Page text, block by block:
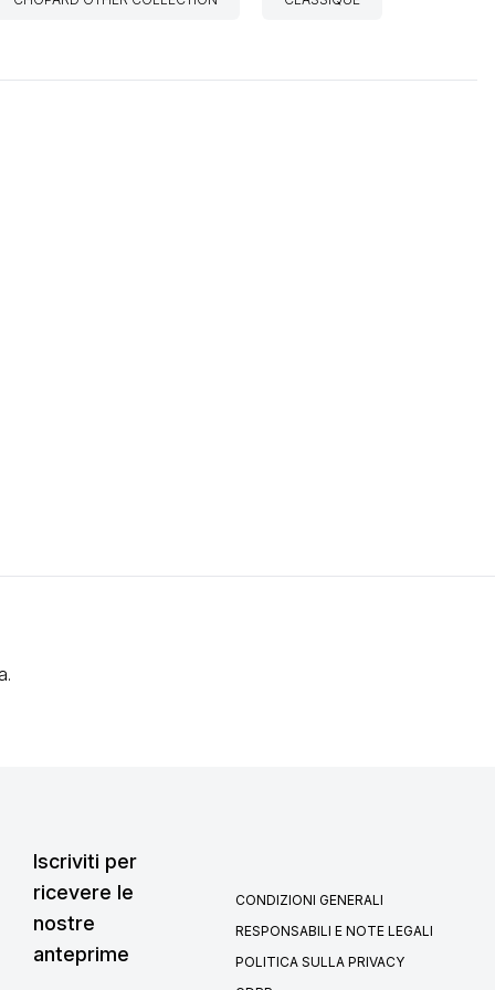
Iscriviti per
ricevere le
nostre
anteprime
CONDIZIONI GENERALI
RESPONSABILI E NOTE LEGALI
POLITICA SULLA PRIVACY